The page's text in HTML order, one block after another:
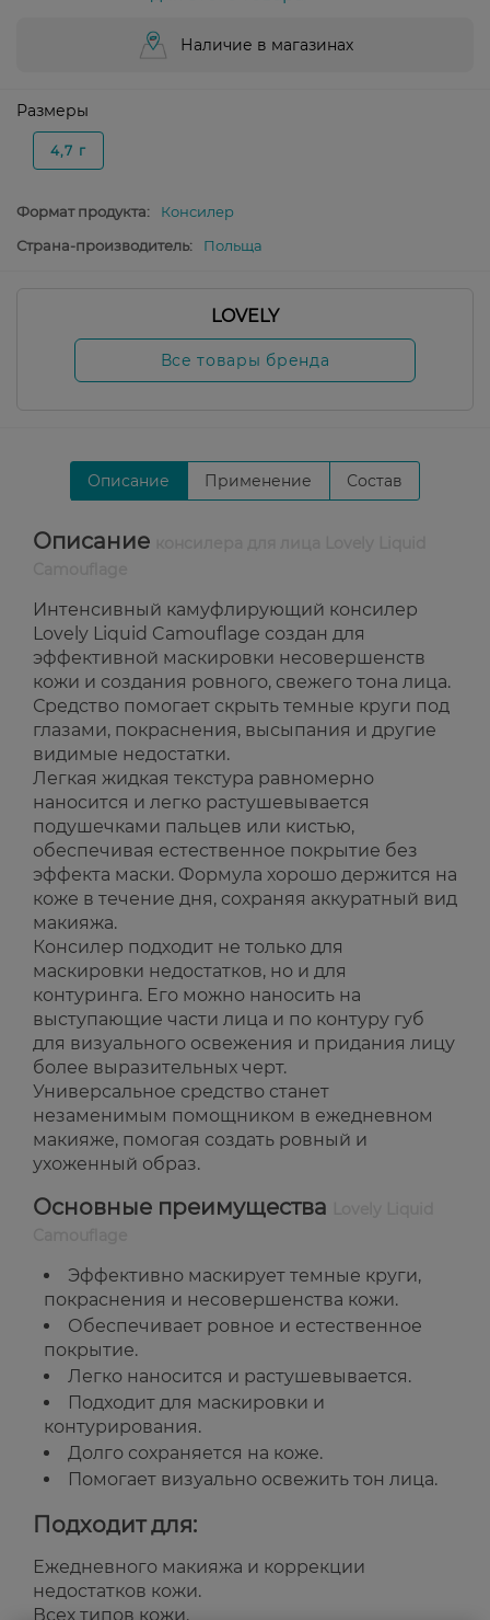
Наличие в магазинах
Размеры
4,7 г
Формат продукта:
Консилер
Страна-производитель:
Польща
LOVELY
Все товары бренда
Описание Применение Состав
Описание
Интенсивный камуфлирующий консилер
Lovely Liquid Camouflage создан для
эффективной маскировки несовершенств
кожи и создания ровного, свежего тона лица.
Средство помогает скрыть темные круги под
глазами, покраснения, высыпания и другие
видимые недостатки.
Легкая жидкая текстура равномерно
наносится и легко растушевывается
подушечками пальцев или кистью,
обеспечивая естественное покрытие без
эффекта маски. Формула хорошо держится на
коже в течение дня, сохраняя аккуратный вид
макияжа.
Консилер подходит не только для
маскировки недостатков, но и для
контуринга. Его можно наносить на
выступающие части лица и по контуру губ
для визуального освежения и придания лицу
более выразительных черт.
Универсальное средство станет
незаменимым помощником в ежедневном
макияже, помогая создать ровный и
ухоженный образ.
Основные преимущества
Эффективно маскирует темные круги,
покраснения и несовершенства кожи.
Обеспечивает ровное и естественное
покрытие.
Легко наносится и растушевывается.
Подходит для маскировки и
контурирования.
Долго сохраняется на коже.
Помогает визуально освежить тон лица.
Подходит для:
Ежедневного макияжа и коррекции
недостатков кожи.
Всех типов кожи.